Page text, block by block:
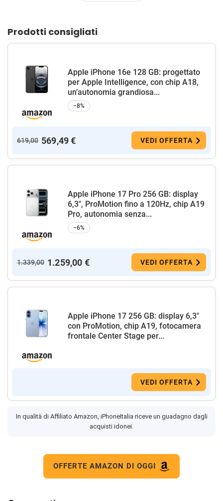
Prodotti consigliati
Apple iPhone 16e 128 GB: progettato
per Apple Intelligence, con chip A18,
un’autonomia grandiosa...
−8%
619,00 569,49 € VEDI OFFERTA
Apple iPhone 17 Pro 256 GB: display
6,3", ProMotion fino a 120Hz, chip A19
Pro, autonomia senza...
−6%
1.339,00 1.259,00 € VEDI OFFERTA
Apple iPhone 17 256 GB: display 6,3"
con ProMotion, chip A19, fotocamera
frontale Center Stage per...
VEDI OFFERTA
In qualità di Affiliato Amazon, iPhoneItalia riceve un guadagno dagli
acquisti idonei.
OFFERTE AMAZON DI OGGI